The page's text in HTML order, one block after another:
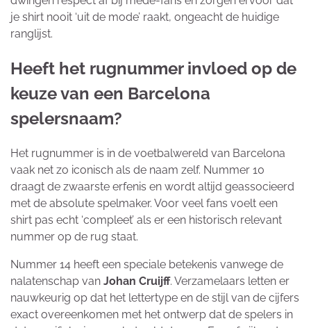
je shirt nooit ‘uit de mode’ raakt, ongeacht de huidige
ranglijst.
Heeft het rugnummer invloed op de
keuze van een Barcelona
spelersnaam?
Het rugnummer is in de voetbalwereld van Barcelona
vaak net zo iconisch als de naam zelf. Nummer 10
draagt de zwaarste erfenis en wordt altijd geassocieerd
met de absolute spelmaker. Voor veel fans voelt een
shirt pas echt ‘compleet’ als er een historisch relevant
nummer op de rug staat.
Nummer 14 heeft een speciale betekenis vanwege de
nalatenschap van Johan Cruijff. Verzamelaars letten er
nauwkeurig op dat het lettertype en de stijl van de cijfers
exact overeenkomen met het ontwerp dat de spelers in